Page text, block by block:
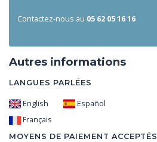
Contactez-nous au 05 62 05 16 16
Autres informations
LANGUES PARLÉES
English
Español
Français
MOYENS DE PAIEMENT ACCEPTÉS